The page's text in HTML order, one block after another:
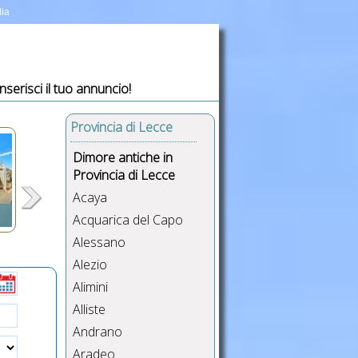
il tuo annuncio!
Provincia di Lecce
Dimore antiche in
Provincia di Lecce
Acaya
Acquarica del Capo
Alessano
Alezio
Alimini
Alliste
Andrano
Aradeo